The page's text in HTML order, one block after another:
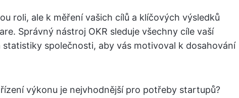
roli, ale k měření vašich cílů a klíčových výsledků
Správný nástroj OKR sleduje všechny cíle vaší
společnosti, aby vás motivoval k dosahování
výkonu je nejvhodnější pro potřeby startupů?